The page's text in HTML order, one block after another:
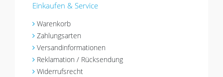
Einkaufen & Service
Warenkorb
Zahlungsarten
Versandinformationen
Reklamation / Rücksendung
Widerrufsrecht